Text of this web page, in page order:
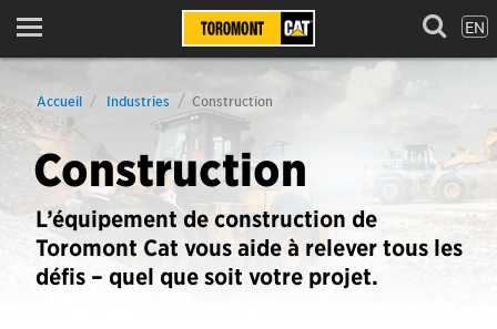
Menu EN
Accueil Industries Construction
Construction
L’équipement de construction de
Toromont Cat vous aide à relever tous les
défis – quel que soit votre projet.